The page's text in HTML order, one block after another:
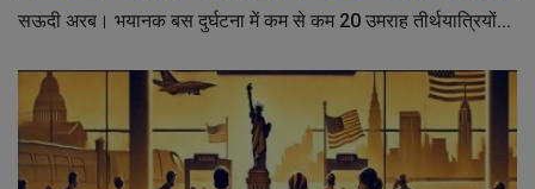
सऊदी अरब। भयानक बस दुर्घटना में कम से कम 20 उमराह तीर्थयात्रियों...